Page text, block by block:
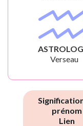
Verseau
prénom
Lien